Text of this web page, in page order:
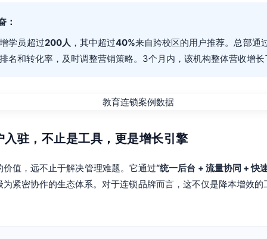
：
学员超过200人 ，其中超过40%来自跨校区的用户推荐。总部通
名和转化率，及时调整营销策略。3个月内，该机构整体营收增长
入驻，不止是工具，更是增长引擎
值，远不止于解决管理难题。它通过“统一后台 + 流量协同 + 快
紧密协作的生态体系。对于连锁品牌而言，这不仅是降本增效